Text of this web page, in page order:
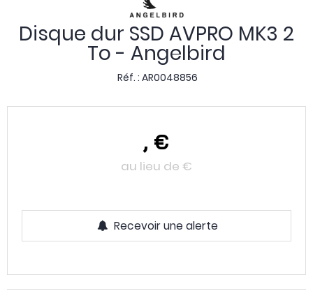
Disque dur SSD AVPRO MK3 2
To - Angelbird
Réf. : AR0048856
, €
au lieu de €
Recevoir une alerte